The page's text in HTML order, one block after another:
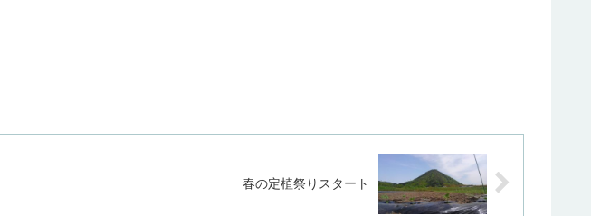
春の定植祭りスタート